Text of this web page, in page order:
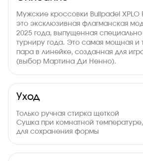
Мужские кроссовки Bullpadel XPLO
это эксклюзивная флагманская
2025 года, выпущенная
турниру года. Это самая мощная и
пара в линейке, созданная для
(выбор Мартина Ди Ненно).
Уход
Только ручная стирка щеткой
Сушка при комнатной
для сохранения формы